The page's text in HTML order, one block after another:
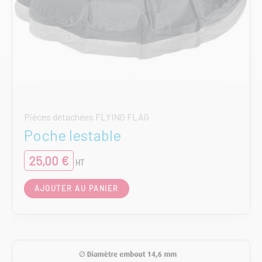
Pièces détachées FLYING FLAG
Poche lestable
25,00 € HT
AJOUTER AU PANIER